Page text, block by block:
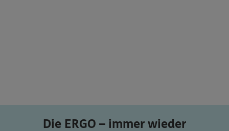
Die ERGO – immer wieder